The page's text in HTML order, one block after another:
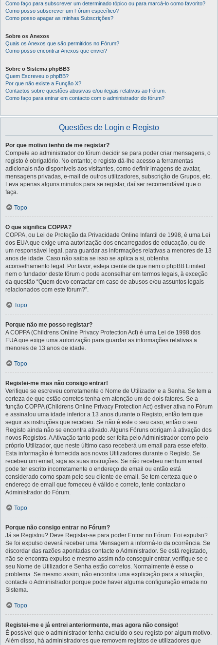
Como faço para subscrever um determinado tópico ou para marcá-lo como favorito?
Como posso subscrever um Fórum específico?
Como posso apagar as minhas Subscrições?
Sobre os Anexos
Quais os Anexos que são permitidos no Fórum?
Como posso encontrar Anexos que enviei?
Sobre o Sistema phpBB3
Quem Escreveu o phpBB?
Por que não existe a Função X?
Contactos sobre questões abusivas e/ou ilegais relativas ao Fórum.
Como faço para entrar em contacto com o administrador do fórum?
Questões de Login e Registo
Por que motivo tenho de me registar?
Compete ao administrador do fórum decidir se para poder criar mensagens, o
registo é obrigatório. No entanto; o registo dá-lhe acesso a ferramentas
adicionais não disponíveis aos visitantes, como definir imagens de avatar,
mensagens privadas, e-mail de outros utilizadores, subscrição de Grupos, etc.
Leva apenas alguns minutos para se registar, daí ser recomendável que o
faça.
Topo
O que significa COPPA?
COPPA, ou Lei de Proteção da Privacidade Online Infantil de 1998, é uma Lei
dos EUA que exige uma autorização dos encarregados de educação, ou de
um responsável legal, para guardar as informações relativas a menores de 13
anos de idade. Caso não saiba se isso se aplica a si, obtenha
aconselhamento legal. Por favor, esteja ciente de que nem o phpBB Limited
nem o fundador deste fórum o pode aconselhar em termos legais, à exceção
da questão “Quem devo contactar em caso de abusos e/ou assuntos legais
relacionados com este fórum?”.
Topo
Porque não me posso registar?
A COPPA (Childrens Online Privacy Protection Act) é uma Lei de 1998 dos
EUA que exige uma autorização para guardar as informações relativas a
menores de 13 anos de idade.
Topo
Registei-me mas não consigo entrar!
Verifique se escreveu corretamente o Nome de Utilizador e a Senha. Se tem a
certeza de que estão corretos tenha em atenção um de dois fatores. Se a
função COPPA (Childrens Online Privacy Protection Act) estiver ativa no Fórum
e assinalou uma idade inferior a 13 anos durante o Registo, então tem que
seguir as instruções que recebeu. Se não é este o seu caso, então o seu
Registo ainda não se encontra ativado. Alguns Fóruns obrigam à ativação dos
novos Registos. A Ativação tanto pode ser feita pelo Administrador como pelo
próprio Utilizador, que neste último caso receberá um email para esse efeito.
Esta informação é fornecida aos novos Utilizadores durante o Registo. Se
recebeu um email, siga as suas instruções. Se não recebeu nenhum email
pode ter escrito incorretamente o endereço de email ou então está
considerado como spam pelo seu cliente de email. Se tem certeza que o
endereço de email que forneceu é válido e correto, tente contactar o
Administrador do Fórum.
Topo
Porque não consigo entrar no Fórum?
Já se Registou? Deve Registar-se para poder Entrar no Fórum. Foi expulso?
Se foi expulso deverá receber uma Mensagem a informá-lo da ocorrência. Se
discordar das razões apontadas contacte o Administrador. Se está registado,
não se encontra expulso e mesmo assim não conseguir entrar, verifique se o
seu Nome de Utilizador e Senha estão corretos. Normalmente é esse o
problema. Se mesmo assim, não encontra uma explicação para a situação,
contacte o Administrador porque pode haver alguma configuração errada no
Sistema.
Topo
Registei-me e já entrei anteriormente, mas agora não consigo!
É possível que o administrador tenha excluído o seu registo por algum motivo.
Além disso, há administradores que removem registos de utilizadores que